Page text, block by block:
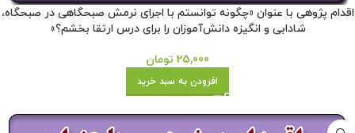
اقدام پژوهی با عنوان «چگونه توانستم با اجرای نرمش صبحگاهی در صبحگاه،
شادابی و انگیزه دانش‌آموزان را برای درس ارتقا بخشم؟»
25,000 تومان
افزودن به سبد خرید